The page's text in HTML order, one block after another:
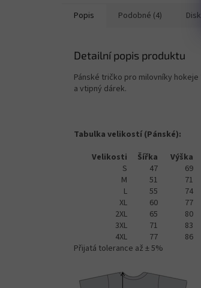
Popis Podobné (4)
Detailní popis produktu
Pánské tričko pro milovníky hokeje
a vtipný dárek.
Tabulka velikostí (Pánské):
Velikosti
Šířka
Výška
S
47
69
M
51
71
L
55
74
XL
60
77
2XL
65
80
3XL
71
83
4XL
77
86
Přijatá tolerance až ± 5%